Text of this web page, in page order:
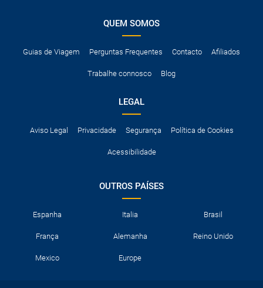
QUEM SOMOS
Guias de Viagem Perguntas Frequentes Contacto Afiliados
Trabalhe connosco Blog
LEGAL
Aviso Legal Privacidade Segurança Política de Cookies
Acessibilidade
OUTROS PAÍSES
Espanha Italia Brasil
França Alemanha Reino Unido
Mexico Europe